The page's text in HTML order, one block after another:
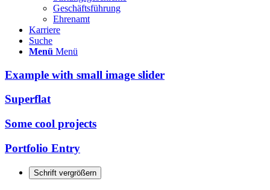
Geschäftsführung
Ehrenamt
Karriere
Suche
Menü Menü
Example with small image slider
Superflat
Some cool projects
Portfolio Entry
Schrift vergrößern